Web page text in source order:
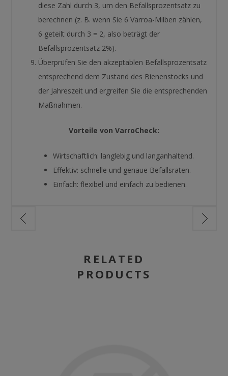
diese Zahl durch 3, um den Befallsprozentsatz zu
berechnen (z. B. wenn Sie 6 Varroa-Milben zählen,
6 geteilt durch 3 = 2, also beträgt der
Befallsprozentsatz 2%).
Überprüfen Sie den akzeptablen Befallsprozentsatz
entsprechend dem Zustand des Bienenstocks und
der Jahreszeit und ergreifen Sie die entsprechenden
Maßnahmen.
Vorteile von VarroCheck:
Wirtschaftlich: langlebig und langanhaltend.
Effektiv: schnelle und genaue Befallsraten.
Einfach: flexibel und einfach zu bedienen.
RELATED
PRODUCTS